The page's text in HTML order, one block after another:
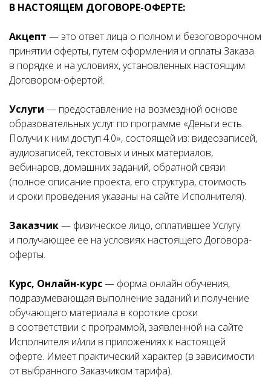
В НАСТОЯЩЕМ ДОГОВОРЕ-ОФЕРТЕ:
Акцепт — это ответ лица о полном и безоговорочном
принятии оферты, путем оформления и оплаты Заказа
в порядке и на условиях, установленных настоящим
Договором-офертой.
Услуги — предоставление на возмездной основе
образовательных услуг по программе «Деньги есть.
Получи к ним доступ 4.0», состоящей из: видеозаписей,
аудиозаписей, текстовых и иных материалов,
вебинаров, домашних заданий, обратной связи
(полное описание проекта, его структура, стоимость
и сроки проведения указаны на сайте Исполнителя).
Заказчик— физическое лицо, оплатившее Услугу
и получающее ее на условиях настоящего Договора-
оферты.
Курс, Онлайн-курс— форма онлайн обучения,
подразумевающая выполнение заданий и получение
обучающего материала в короткие сроки
в соответствии с программой, заявленной на сайте
Исполнителя и/или в приложениях к настоящей
оферте. Имеет практический характер (в зависимости
от выбранного Заказчиком тарифа).